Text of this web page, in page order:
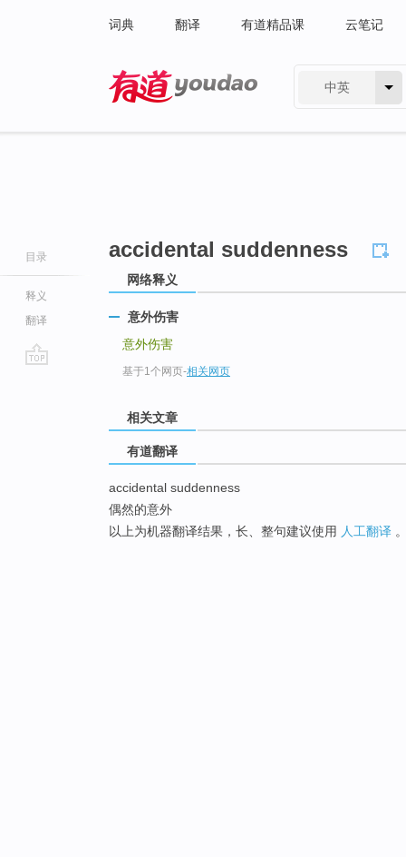
词典 翻译 有道精品课 云笔记
中英
目录
释义
翻译
accidental suddenness
网络释义
意外伤害
意外伤害
基于1个网页-相关网页
相关文章
有道翻译
accidental suddenness
偶然的意外
以上为机器翻译结果，长、整句建议使用 人工翻译